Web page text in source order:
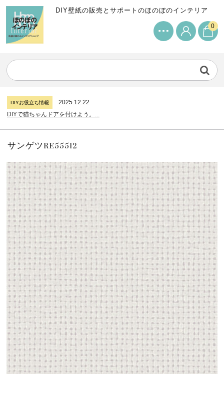
DIY壁紙の販売とサポートのほのぼのインテリア
0
DIYお役立ち情報
サンゲツリザーブの壁紙について...
糊付け壁紙のポイントについて...
DIYお役立ち情報
2025.12.22
DIYお役立ち情報
2024.7.11
サンゲツリザーブの壁紙について...
DIYお役立ち情報
2025.12.22
DIYで猫ちゃんドアを付けよう。...
DIYお役立ち情報
2024.7.11
サンゲツリザーブの壁紙について...
サンゲツRE55512